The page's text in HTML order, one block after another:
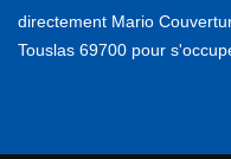
directement Mario
Touslas 69700 pour